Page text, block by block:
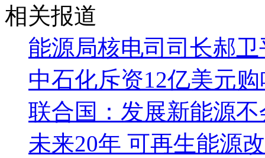
相关报道
能源局核电司司长郝
中石化斥资12亿美元
联合国：发展新能源
未来20年 可再生能源